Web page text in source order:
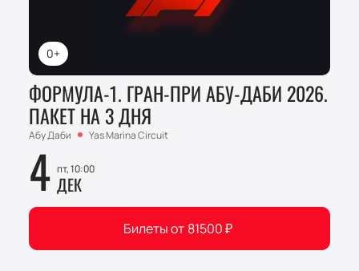
0+
ФОРМУЛА-1. ГРАН-ПРИ АБУ-ДАБИ 2026.
ПАКЕТ НА 3 ДНЯ
Абу Даби Yas Marina Circuit
4 пт, 10:00
ДЕК
Билеты от 81500₽